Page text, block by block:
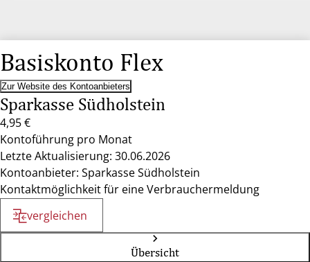
Basiskonto Flex
Zur Website des Kontoanbieters
Sparkasse Südholstein
4,95 €
Kontoführung pro Monat
Letzte Aktualisierung: 30.06.2026
Kontoanbieter: Sparkasse Südholstein
Kontaktmöglichkeit für eine Verbrauchermeldung
vergleichen
Übersicht